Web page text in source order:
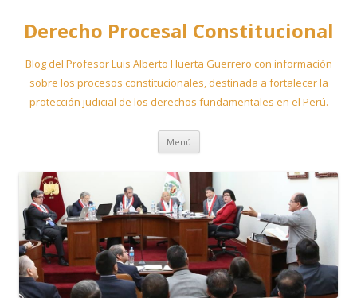
Derecho Procesal Constitucional
Blog del Profesor Luis Alberto Huerta Guerrero con información
sobre los procesos constitucionales, destinada a fortalecer la
protección judicial de los derechos fundamentales en el Perú.
Menú Ir
contenido